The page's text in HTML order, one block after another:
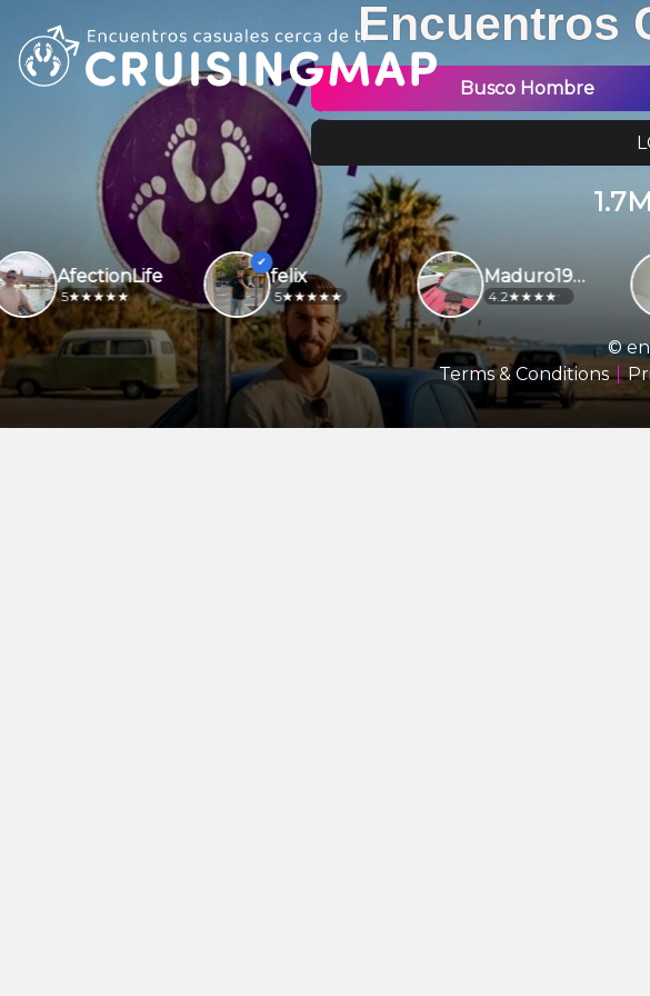
Encuentros
Busco Hombre
1.7M
Maduro1970
4.2
felix
5
AfectionLife
5
©
Terms & Conditions